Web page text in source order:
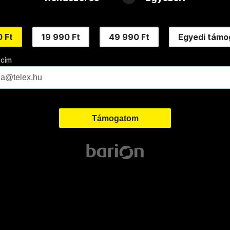
Ft 19 990 Ft 49 990 Ft Egyedi